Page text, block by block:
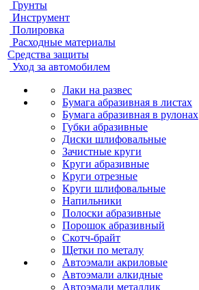
Грунты
Инструмент
Полировка
Расходные материалы
Средства защиты
Уход за автомобилем
Лаки на развес
Бумага абразивная в листах
Бумага абразивная в рулонах
Губки абразивные
Диски шлифовальные
Зачистные круги
Круги абразивные
Круги отрезные
Круги шлифовальные
Напильники
Полоски абразивные
Порошок абразивный
Скотч-брайт
Щетки по металу
Автоэмали акриловые
Автоэмали алкидные
Автоэмали металлик